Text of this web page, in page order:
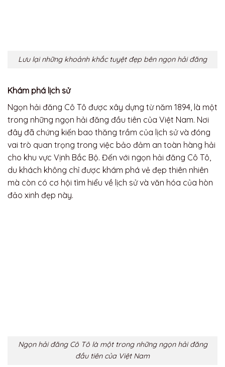
Lưu lại những khoảnh khắc tuyệt đẹp bên ngọn hải đăng
Khám phá lịch sử
Ngọn hải đăng Cô Tô được xây dựng từ năm 1894, là một
trong những ngọn hải đăng đầu tiên của Việt Nam. Nơi
đây đã chứng kiến bao thăng trầm của lịch sử và đóng
vai trò quan trọng trong việc bảo đảm an toàn hàng hải
cho khu vực Vịnh Bắc Bộ. Đến với ngọn hải đăng Cô Tô,
du khách không chỉ được khám phá vẻ đẹp thiên nhiên
mà còn có cơ hội tìm hiểu về lịch sử và văn hóa của hòn
đảo xinh đẹp này.
Ngọn hải đăng Cô Tô là một trong những ngọn hải đăng
đầu tiên của Việt Nam